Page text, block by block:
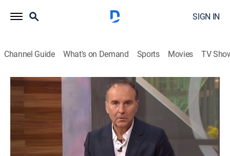
SIGN IN
Channel Guide What's on Demand Sports Movies TV
Expreso de la mañana
Expreso de la mañana
Newsmagazine, Entertainment|2026
Una cita con el humor, los valores y la irreverencia
junto a la oportunidad y la precisión informativa.